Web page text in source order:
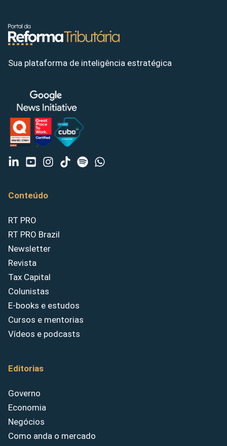
Sua plataforma de inteligência estratégica
Conteúdo
RT PRO
RT PRO Brazil
Newsletter
Revista
Tax Capital
Colunistas
E-books e estudos
Cursos e mentorias
Vídeos e podcasts
Editorias
Governo
Economia
Negócios
Como anda o mercado